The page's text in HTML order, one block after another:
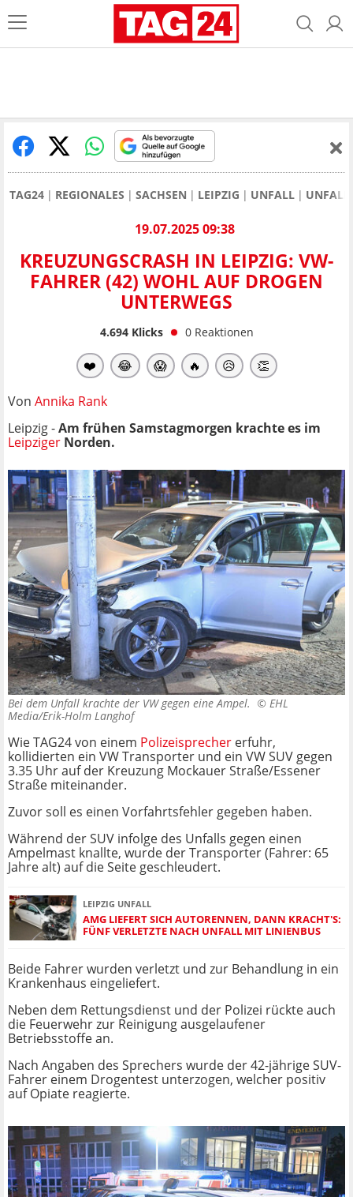
TAG24 REGIONALES SACHSEN LEIPZIG UNFALL UNFALL
19.07.2025 09:38
KREUZUNGSCRASH IN LEIPZIG: VW-
FAHRER (42) WOHL AUF DROGEN
UNTERWEGS
4.694Klicks 0 Reaktionen
❤️ 😂 😱 🔥 😥 👏
Von Annika Rank
Leipzig -Am frühen Samstagmorgen krachte es im
Leipziger Norden.
Bei dem Unfall krachte der VW gegen eine Ampel. © EHL
Media/Erik-Holm Langhof
Wie TAG24 von einem Polizeisprecher erfuhr,
kollidierten ein VW Transporter und ein VW SUV gegen
3.35 Uhr auf der Kreuzung Mockauer Straße/Essener
Straße miteinander.
Zuvor soll es einen Vorfahrtsfehler gegeben haben.
Während der SUV infolge des Unfalls gegen einen
Ampelmast knallte, wurde der Transporter (Fahrer: 65
Jahre alt) auf die Seite geschleudert.
LEIPZIG UNFALL
AMG LIEFERT SICH AUTORENNEN, DANN KRACHT'S:
FÜNF VERLETZTE NACH UNFALL MIT LINIENBUS
Beide Fahrer wurden verletzt und zur Behandlung in ein
Krankenhaus eingeliefert.
Neben dem Rettungsdienst und der Polizei rückte auch
die Feuerwehr zur Reinigung ausgelaufener
Betriebsstoffe an.
Nach Angaben des Sprechers wurde der 42-jährige SUV-
Fahrer einem Drogentest unterzogen, welcher positiv
auf Opiate reagierte.